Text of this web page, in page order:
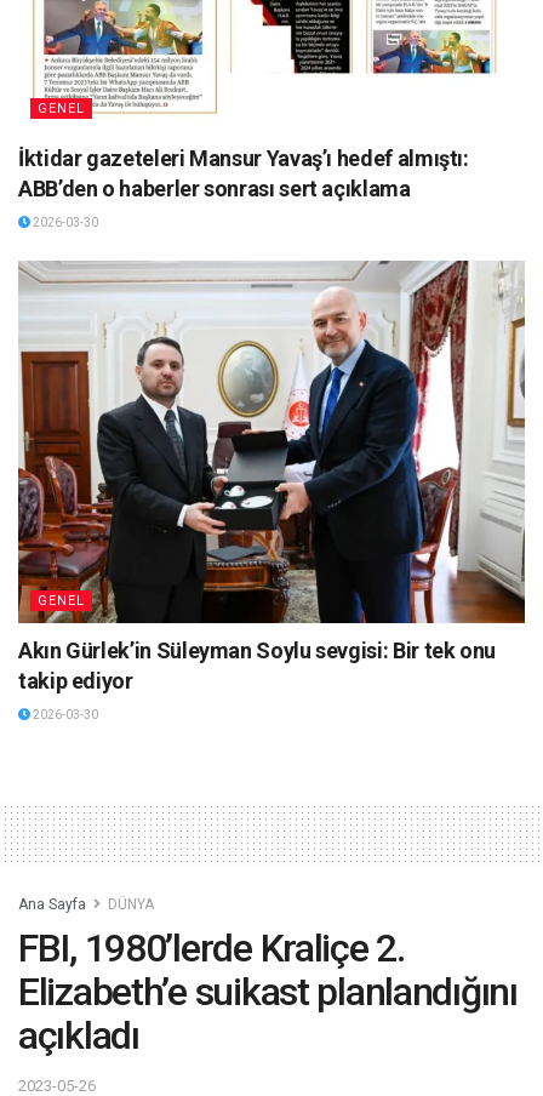
GENEL
İktidar gazeteleri Mansur Yavaş’ı hedef almıştı:
ABB’den o haberler sonrası sert açıklama
2026-03-30
GENEL
Akın Gürlek’in Süleyman Soylu sevgisi: Bir tek onu
takip ediyor
2026-03-30
Ana Sayfa DÜNYA
FBI, 1980’lerde Kraliçe 2.
Elizabeth’e suikast planlandığını
açıkladı
2023-05-26